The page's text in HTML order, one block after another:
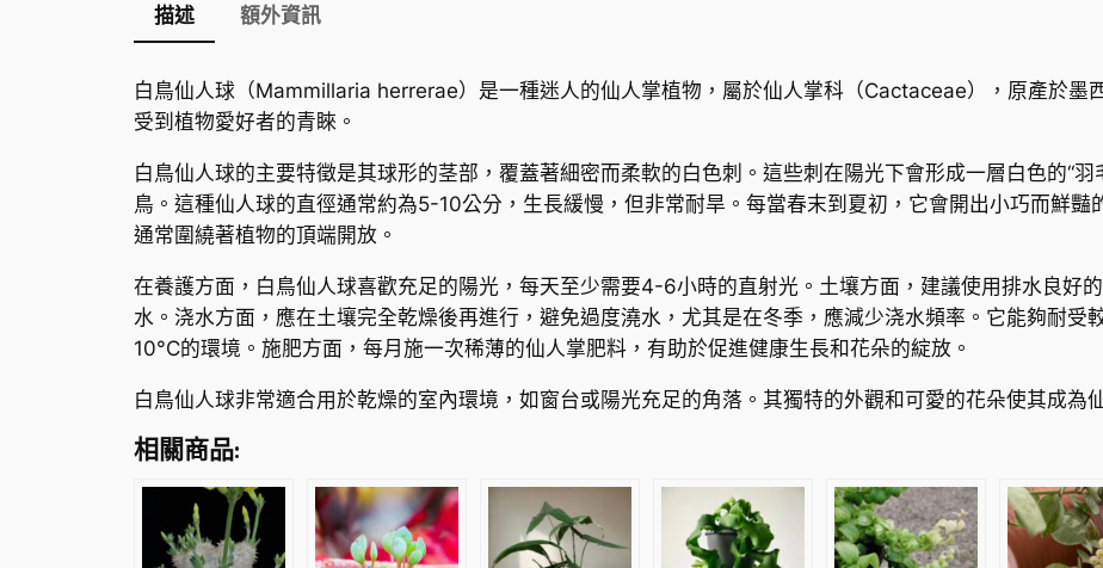
a
l
a
r
i
h
r
e
r
描述
額外資訊
白鳥仙人球（Mammillaria herrerae）是一種迷人的仙人掌植物，屬於仙人掌科（Cactaceae），原產於墨
受到植物愛好者的青睞。
白鳥仙人球的主要特徵是其球形的茎部，覆蓋著細密而柔軟的白色刺。這些刺在陽光下會形成一層白色的“
鳥。這種仙人球的直徑通常約為5-10公分，生長緩慢，但非常耐旱。每當春末到夏初，它會開出小巧而鮮豔
通常圍繞著植物的頂端開放。
在養護方面，白鳥仙人球喜歡充足的陽光，每天至少需要4-6小時的直射光。土壤方面，建議使用排水良好
水。浇水方面，應在土壤完全乾燥後再進行，避免過度澆水，尤其是在冬季，應減少浇水頻率。它能夠耐受
10°C的環境。施肥方面，每月施一次稀薄的仙人掌肥料，有助於促進健康生長和花朵的綻放。
白鳥仙人球非常適合用於乾燥的室內環境，如窗台或陽光充足的角落。其獨特的外觀和可愛的花朵使其成為
相關商品: